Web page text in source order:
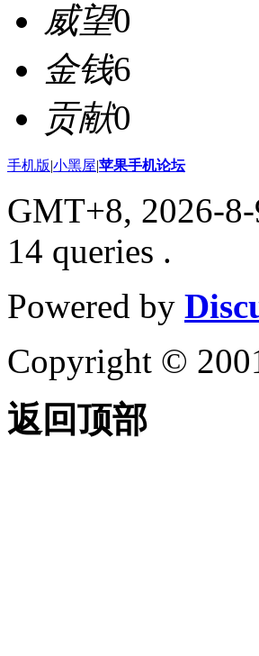
威望0
金钱6
贡献0
手机版|小黑屋|苹果手机论坛
GMT+8, 2026-
14 queries .
Powered by
Copyright ©
返回顶部